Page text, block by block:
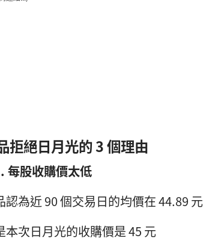
拒絕日月光的 3 個理由
每股收購價太低
認為近 90 個交易日的均價在 44.89 元
本次日月光的收購價是 45 元